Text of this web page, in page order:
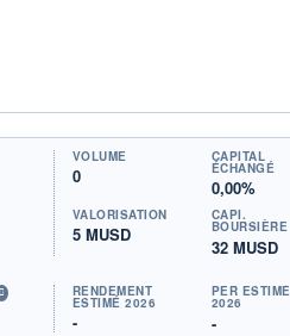
VOLUME
0
CAPITAL
ÉCHANGÉ
0,00%
VALORISATION
5 MUSD
CAPI.
BOURSIÈRE
32 MUSD
RENDEMENT
ESTIMÉ 2026
-
PER ESTIMÉ
2026
-